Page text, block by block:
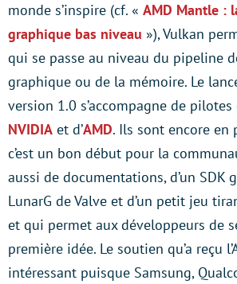
monde s’inspire (cf. « AMD Mantle :
graphique bas niveau »), Vulkan
qui se passe au niveau du pipeline
graphique ou de la mémoire. Le
version 1.0 s’accompagne de
NVIDIA et d’AMD. Ils sont encore en
c’est un bon début pour la
aussi de documentations, d’un SDK
LunarG de Valve et d’un petit jeu
et qui permet aux développeurs de
première idée. Le soutien qu’a reçu
intéressant puisque Samsung,